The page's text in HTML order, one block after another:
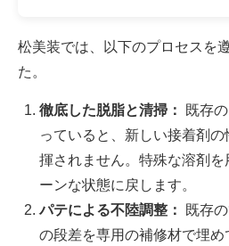
松美装では、以下のプロセスを
た。
徹底した脱脂と清掃：
既存
っていると、新しい接着剤
揮されません。特殊な溶剤を
ーンな状態に戻します。
パテによる不陸調整：
既存
の段差を専用の補修材で埋